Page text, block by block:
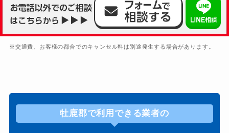
※交通費、お客様の都合でのキャンセル料は別途発生する場合があります。
牡鹿郡で利用できる業者の